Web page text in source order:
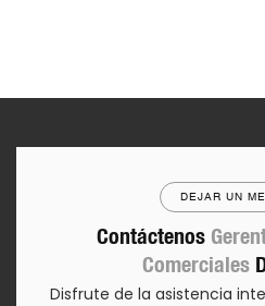
DEJAR UN
Contáctenos
Comerciales
Disfrute de la asistencia